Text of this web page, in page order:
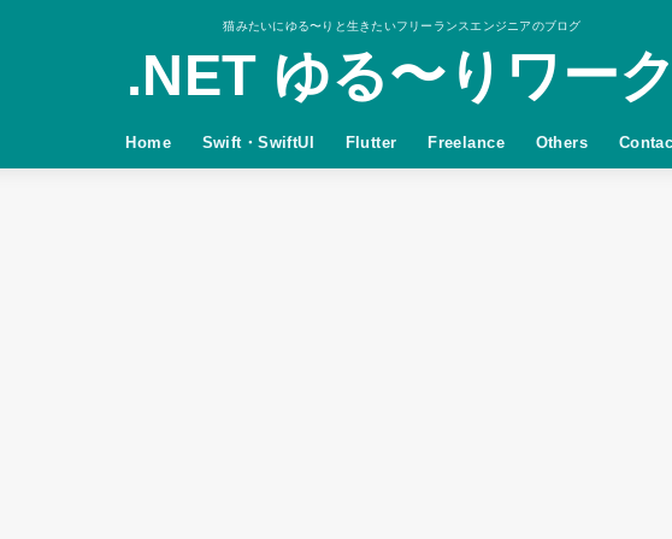
猫みたいにゆる〜りと生きたいフリーランスエンジニアのブログ
.NET ゆる〜りワーク
Home Swift・SwiftUI Flutter Freelance Others